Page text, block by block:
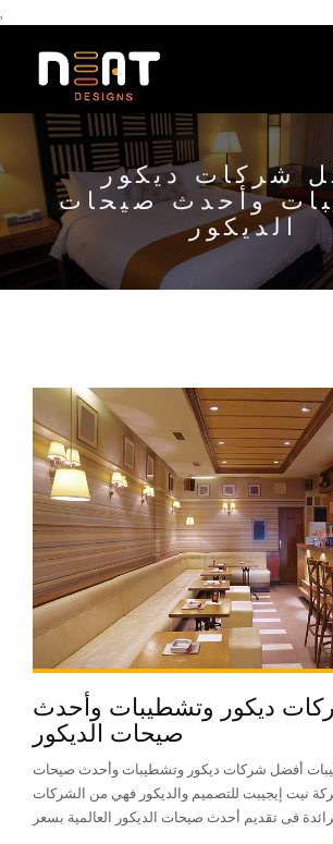
,
شركات ديكور
وأحدث صيحات
الديكور
ديكور وتشطيبات وأحدث
صيحات الديكور
أفضل شركات ديكور وتشطيبات وأحدث صيحات
نيت إيجيبت للتصميم والديكور فهي من الشركات